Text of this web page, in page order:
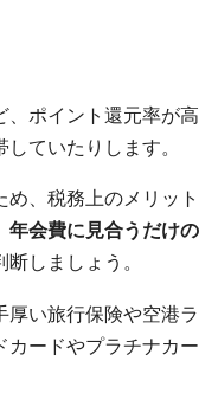
、ポイント還元率が高
ていたりします。
、税務上のメリット
年会費に見合うだけの
断しましょう。
厚い旅行保険や空港ラ
カードやプラチナカー